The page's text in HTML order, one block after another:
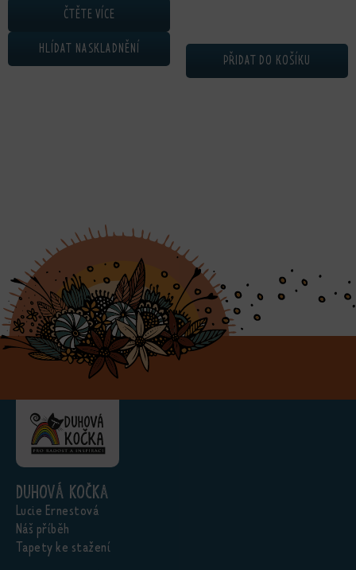
ČTĚTE VÍCE
HLÍDAT NASKLADNĚNÍ
PŘIDAT DO KOŠÍKU
Duhová kočka
Lucie Ernestová
Náš příběh
Tapety ke stažení